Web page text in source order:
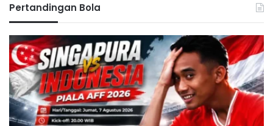
Pertandingan Bola